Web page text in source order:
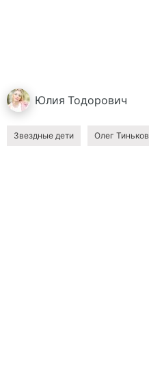
Юлия Тодорович
Звездные дети Олег Тиньков